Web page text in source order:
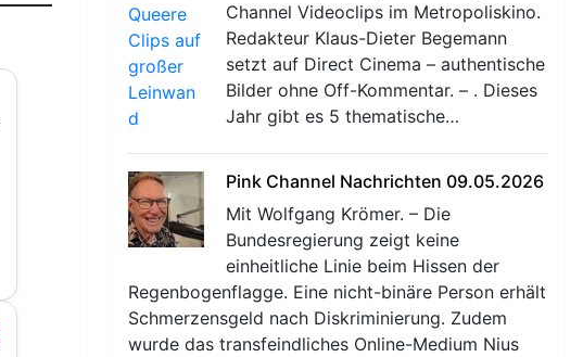
Channel Videoclips im Metropoliskino.
Redakteur Klaus-Dieter Begemann
setzt auf Direct Cinema – authentische
Bilder ohne Off-Kommentar. – . Dieses
Jahr gibt es 5 thematische…
Pink Channel Nachrichten 09.05.2026
Mit Wolfgang Krömer. – Die
Bundesregierung zeigt keine
einheitliche Linie beim Hissen der
Regenbogenflagge. Eine nicht-binäre Person erhält
Schmerzensgeld nach Diskriminierung. Zudem
wurde das transfeindliches Online-Medium Nius